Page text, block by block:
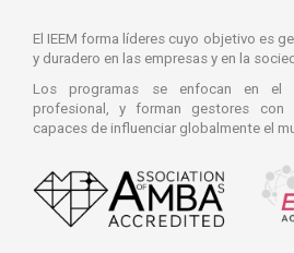
El IEEM forma líderes cuyo objetivo es
y duradero en las empresas y en la
Los programas se enfocan en el
profesional, y forman gestores con
capaces de influenciar globalmente el